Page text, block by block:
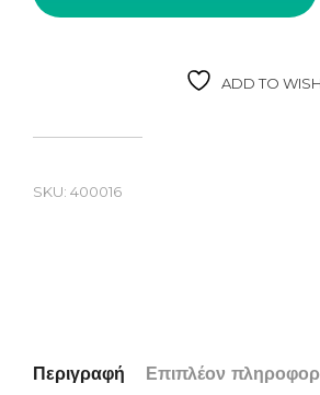
ADD TO
SKU: 400016
Περιγραφή Επιπλέον